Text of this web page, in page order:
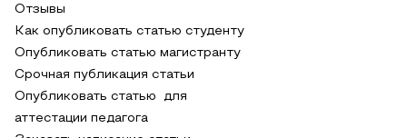
Отзывы
Как опубликовать статью студенту
Опубликовать статью магистранту
Срочная публикация статьи
Опубликовать статью для
аттестации педагога